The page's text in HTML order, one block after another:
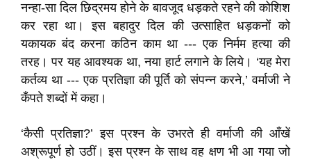
नन्हा-सा दिल छिद्रमय होने के बावजूद धड़कते रहने की कोशिश
कर रहा था। इस बहादुर दिल की उत्साहित धड़कनों को
यकायक बंद करना कठिन काम था --- एक निर्मम हत्या की
तरह। पर यह आवश्यक था, नया हार्ट लगाने के लिये। ‘यह मेरा
कर्तव्य था --- एक प्रतिज्ञा की पूर्ति को संपन्न करने,’ वर्माजी ने
कँपते शब्दों में कहा।
‘कैसी प्रतिज्ञा?’ इस प्रश्न के उभरते ही वर्माजी की आँखें
अश्रूपूर्ण हो उठीं। इस प्रश्न के साथ वह क्षण भी आ गया जो